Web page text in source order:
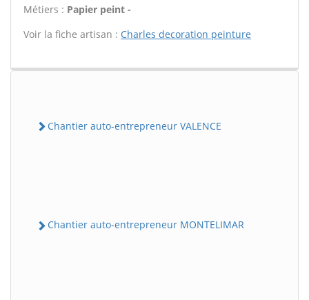
Métiers : Papier peint -
Voir la fiche artisan : Charles decoration peinture
Chantier auto-entrepreneur VALENCE
Chantier auto-entrepreneur MONTELIMAR